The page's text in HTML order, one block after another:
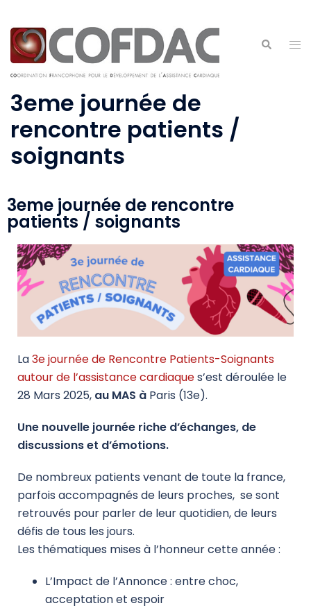
3eme journée de
rencontre patients /
soignants
3eme journée de rencontre
patients / soignants
La3e journée de Rencontre Patients-Soignants
autour de l’assistance cardiaques’est déroulée le
28 Mars 2025, au MAS à Paris (13e).
Une nouvelle journée riche d’échanges, de
discussions et d’émotions.
De nombreux patients venant de toute la france,
parfois accompagnés de leurs proches, se sont
retrouvés pour parler de leur quotidien, de leurs
défis de tous les jours.
Les thématiques mises à l’honneur cette année :
L’Impact de l’Annonce : entre choc,
acceptation et espoir